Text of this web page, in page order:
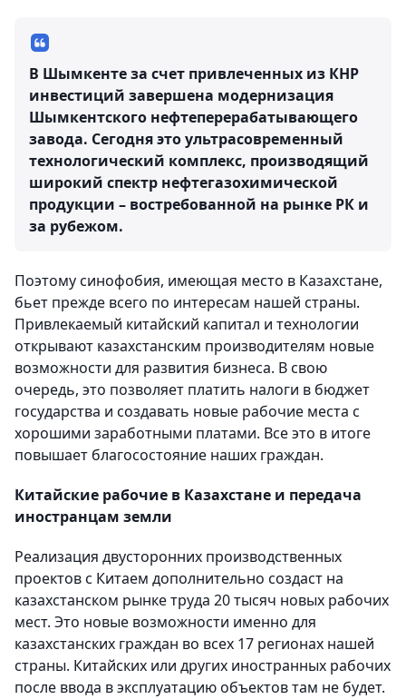
В Шымкенте за счет привлеченных из КНР
инвестиций завершена модернизация
Шымкентского нефтеперерабатывающего
завода. Сегодня это ультрасовременный
технологический комплекс, производящий
широкий спектр нефтегазохимической
продукции – востребованной на рынке РК и
за рубежом.
Поэтому синофобия, имеющая место в Казахстане,
бьет прежде всего по интересам нашей страны.
Привлекаемый китайский капитал и технологии
открывают казахстанским производителям новые
возможности для развития бизнеса. В свою
очередь, это позволяет платить налоги в бюджет
государства и создавать новые рабочие места с
хорошими заработными платами. Все это в итоге
повышает благосостояние наших граждан.
Китайские рабочие в Казахстане и передача
иностранцам земли
Реализация двусторонних производственных
проектов с Китаем дополнительно создаст на
казахстанском рынке труда 20 тысяч новых рабочих
мест. Это новые возможности именно для
казахстанских граждан во всех 17 регионах нашей
страны. Китайских или других иностранных рабочих
после ввода в эксплуатацию объектов там не будет.